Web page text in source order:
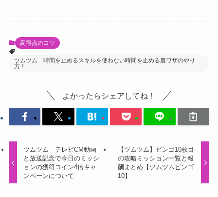
高得点のコツ
ツムツム 時間を止めるスキルを使わない時間を止める裏ワザのやり
方！
よかったらシェアしてね！
ツムツム テレビCM動画
と放送記念で今日のミッシ
ョンの獲得コイン4倍キャ
ンペーンについて
【ツムツム】ビンゴ10枚目
の攻略ミッション一覧と報
酬まとめ【ツムツムビンゴ
10】